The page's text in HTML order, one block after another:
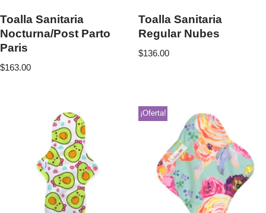
Toalla Sanitaria
Nocturna/Post Parto
Paris
$163.00
Toalla Sanitaria
Regular Nubes
$136.00
¡Oferta!